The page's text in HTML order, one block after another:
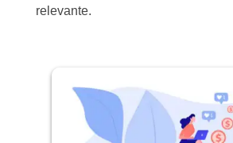
relevante.